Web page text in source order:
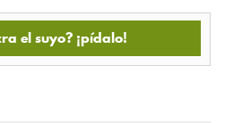
el suyo? ¡pídalo!